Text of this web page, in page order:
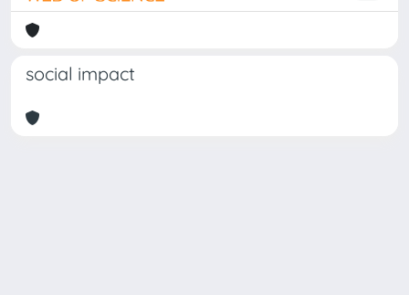
social impact